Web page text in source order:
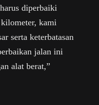
diperbaiki
kami
serta keterbatasan
jalan ini
alat berat,”